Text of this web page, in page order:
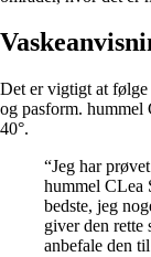
Det er vigtigt at
og pasform. hummel
40°.
“Jeg har
hummel CLea
bedste, jeg
giver den
anbefale den